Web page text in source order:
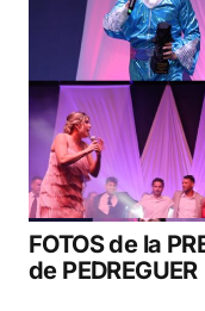
FOTOS de la
de PEDREGUER